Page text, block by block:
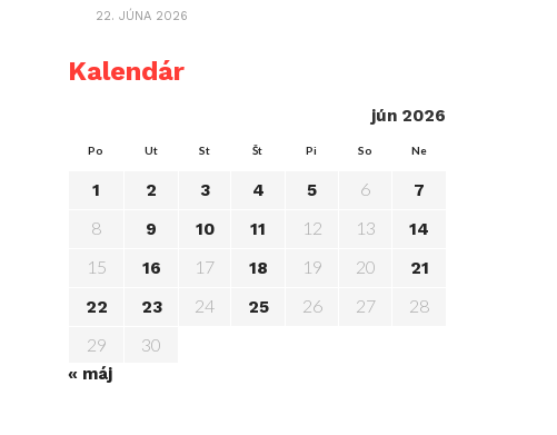
22. JÚNA 2026
Kalendár
jún 2026
Po Ut St Št Pi So Ne
1 2 3 4 5 6 7
8 9 10 11 12 13 14
15 16 17 18 19 20
21
22
23 24 25 26 27
28
29
30
« máj